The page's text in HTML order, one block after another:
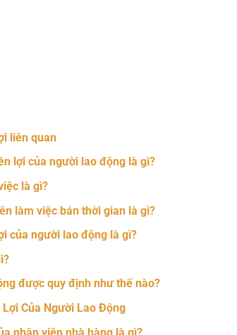
liên quan
lợi của người lao động là gì?
là gì?
làm việc bán thời gian là gì?
của người lao động là gì?
được quy định như thế nào?
Của Người Lao Động
nhân viên nhà hàng là gì?